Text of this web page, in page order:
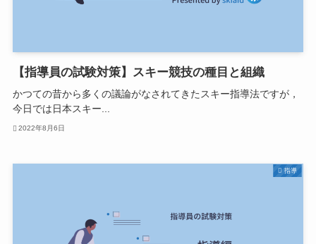
【指導員の試験対策】スキー競技の種目と組織
かつての昔から多くの議論がなされてきたスキー指導法ですが，
今日では日本スキー...
2022年8月6日
指導